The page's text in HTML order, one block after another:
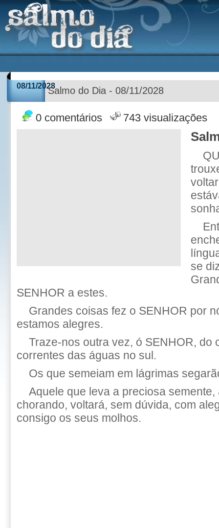
08/11/2028Salmo do Dia - 08/11/2028
0 comentários 743 visualizações
se
SENHOR a estes.
Grandes coisas fez o SENHOR por
estamos alegres.
Traze-nos outra vez, ó SENHOR, do
correntes das águas no sul.
Os que semeiam em lágrimas
Aquele que leva a preciosa semente,
chorando, voltará, sem dúvida, com
consigo os seus molhos.